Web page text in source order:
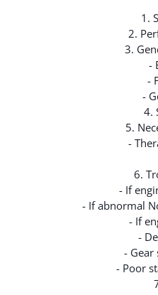
1.
2.
3.
-
-
-
4.
5.
-
6.
- If
- If abnormal
- If
-
-
- Poor